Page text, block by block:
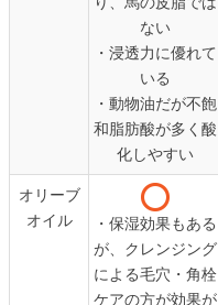
ない
・浸透力に優れて
いる
・動物油だが不飽
和脂肪酸が多く酸
化しやすい
オリーブ
オイル
・保湿効果もある
が、クレンジング
による毛穴・角栓
ケアの方が効果が